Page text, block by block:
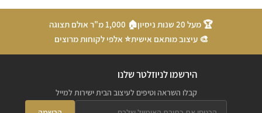
🏆 מעל 20 שנות ניסיון
🏠 1,000 מ"ר אולם תצוגה
🎨 עיצוב מותאם אישית⭐ אלפי לקוחות מרוצים
הירשמו לניוזלטר שלנו
קבלו השראה וטיפים לעיצוב הבית ישירות למייל